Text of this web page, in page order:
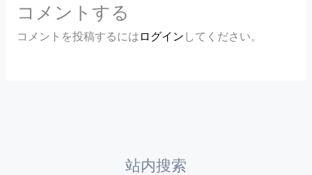
コメントする
コメントを投稿するにはログインしてください。
站内搜索